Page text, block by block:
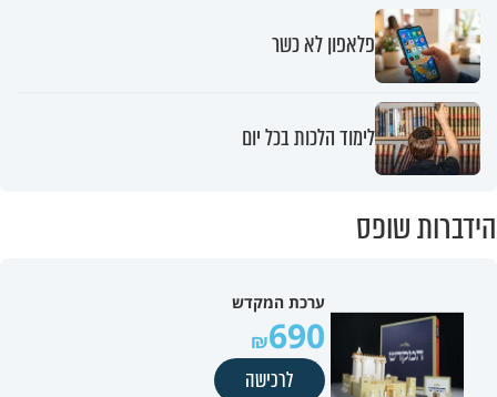
פלאפון לא כשר
לימוד הלכות בכל יום
הידברות שופס
ערכת המקדש
690
לרכישה